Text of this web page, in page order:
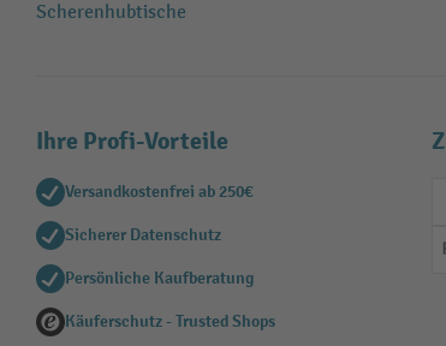
Scherenhubtische
Ihre Profi-Vorteile
Versandkostenfrei ab 250€
Sicherer Datenschutz
Persönliche Kaufberatung
Käuferschutz - Trusted Shops